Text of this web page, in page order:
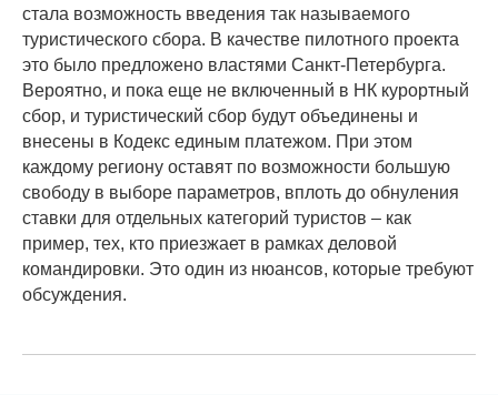
стала возможность введения так называемого
туристического сбора. В качестве пилотного проекта
это было предложено властями Санкт-Петербурга.
Вероятно, и пока еще не включенный в НК курортный
сбор, и туристический сбор будут объединены и
внесены в Кодекс единым платежом. При этом
каждому региону оставят по возможности большую
свободу в выборе параметров, вплоть до обнуления
ставки для отдельных категорий туристов – как
пример, тех, кто приезжает в рамках деловой
командировки. Это один из нюансов, которые требуют
обсуждения.